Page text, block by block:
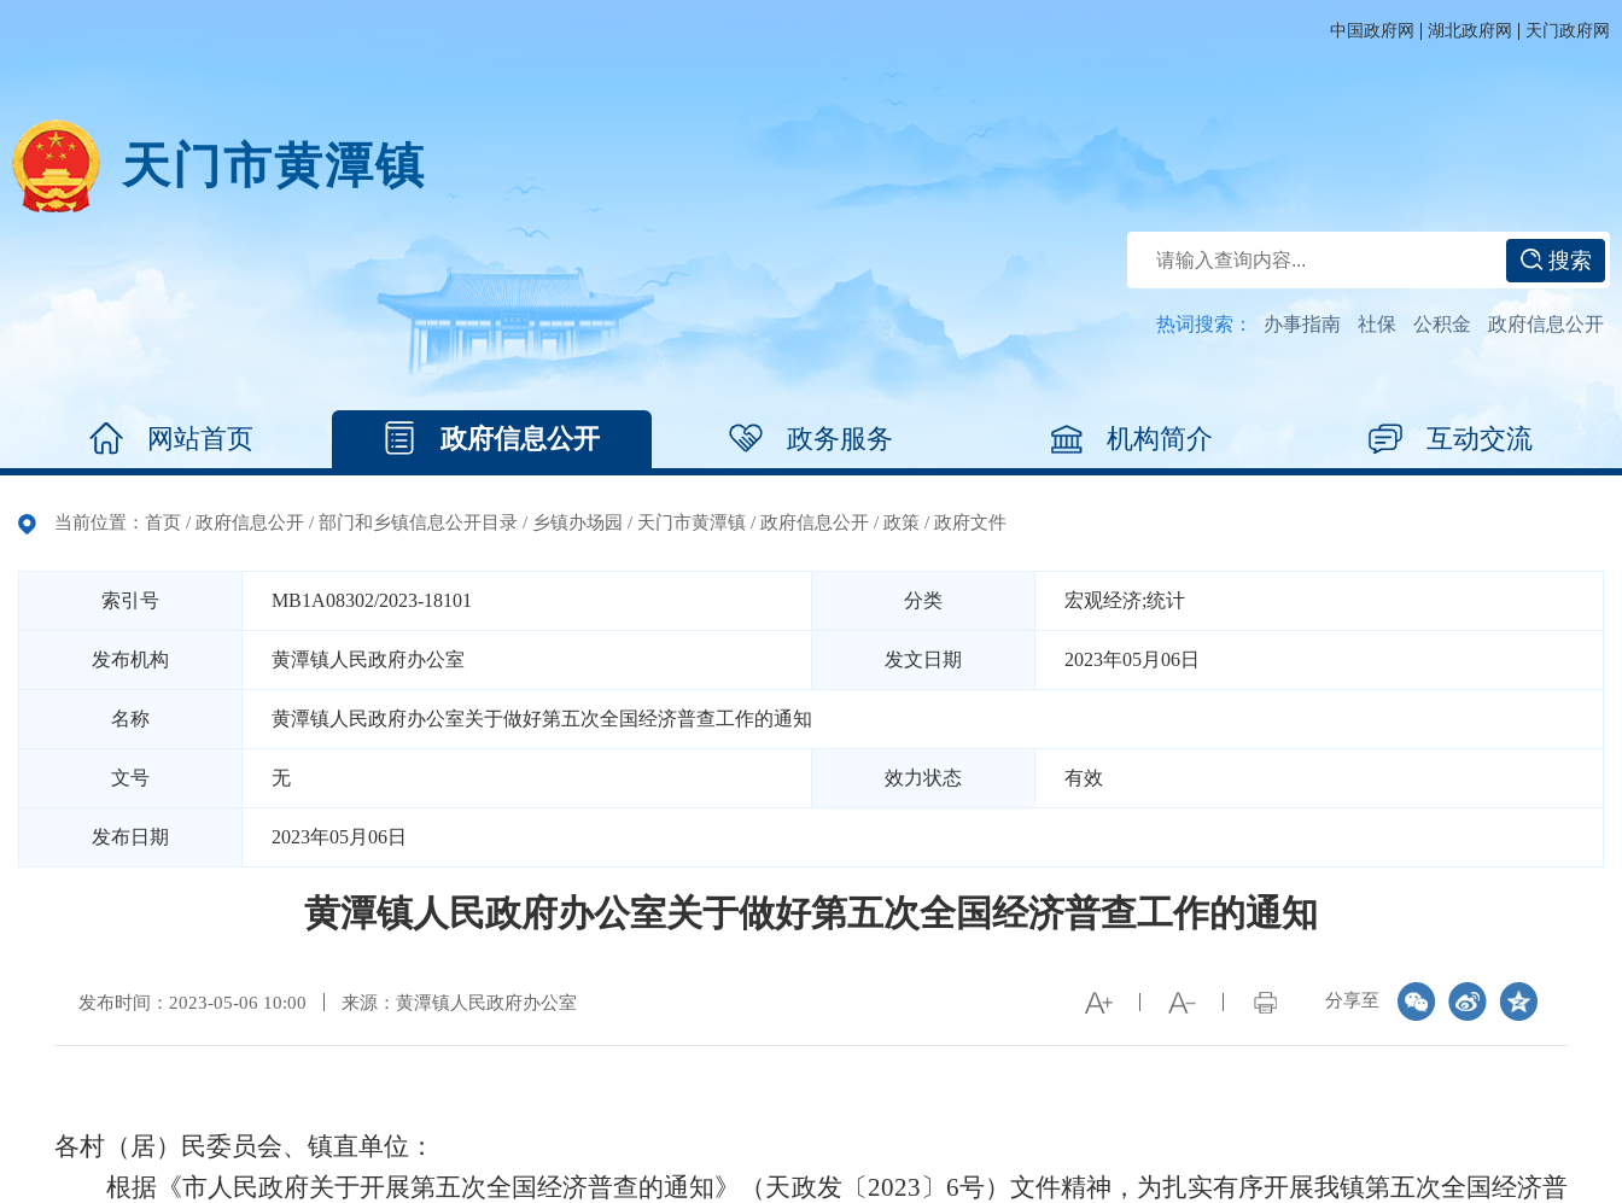
中国政府网 | 湖北政府网 | 天门政府网
天门市黄潭镇
搜索
热词搜索： 办事指南 社保 公积金 政府信息公开
网站首页 政府信息公开 政务服务 机构简介 互动交流
当前位置： 首页 / 政府信息公开 / 部门和乡镇信息公开目录 / 乡镇办场园 / 天门市黄潭镇 / 政府信息公开 / 政策 / 政府文件
索引号 MB1A08302/2023-18101 分类 宏观经济;统计
发布机构 黄潭镇人民政府办公室 发文日期 2023年05月06日
名称 黄潭镇人民政府办公室关于做好第五次全国经济普查工作的通知
文号 无 效力状态 有效
发布日期 2023年05月06日
黄潭镇人民政府办公室关于做好第五次全国经济普查工作的通知
分享至
发布时间：2023-05-06 10:00 来源：黄潭镇人民政府办公室
各村（居）民委员会、镇直单位：
根据《市人民政府关于开展第五次全国经济普查的通知》
（天政发〔2023〕6号）文件精神，为扎实有序开展我镇第五次全国经济普